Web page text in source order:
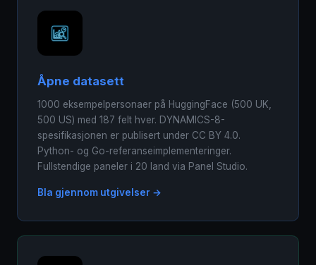
Åpne datasett
1000 eksempelpersonaer på HuggingFace (500 UK,
500 US) med 187 felt hver. DYNAMICS-8-
spesifikasjonen er publisert under CC BY 4.0.
Python- og Go-referanseimplementeringer.
Fullstendige paneler i 20 land via Panel Studio.
Bla gjennom utgivelser →